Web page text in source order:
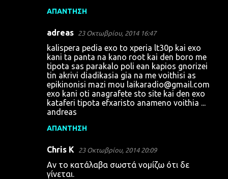
ΑΠΆΝΤΗΣΗ
adreas 23 Οκτωβρίου, 2014 16:47
kalispera pedia exo to xperia lt30p kai exo
kani ta panta na kano root kai den boro me
tipota sas parakalo poli ean kapios gnorizei
tin akrivi diadikasia gia na me voithisi as
epikinonisi mazi mou laikaradio@gmail.com
exo kani oti anagrafete sto site kai den exo
kataferi tipota efxaristo anameno voithia ...
andreas
ΑΠΆΝΤΗΣΗ
Chris K 23 Οκτωβρίου, 2014 20:09
Αν το κατάλαβα σωστά νομίζω ότι δε
γίνεται.